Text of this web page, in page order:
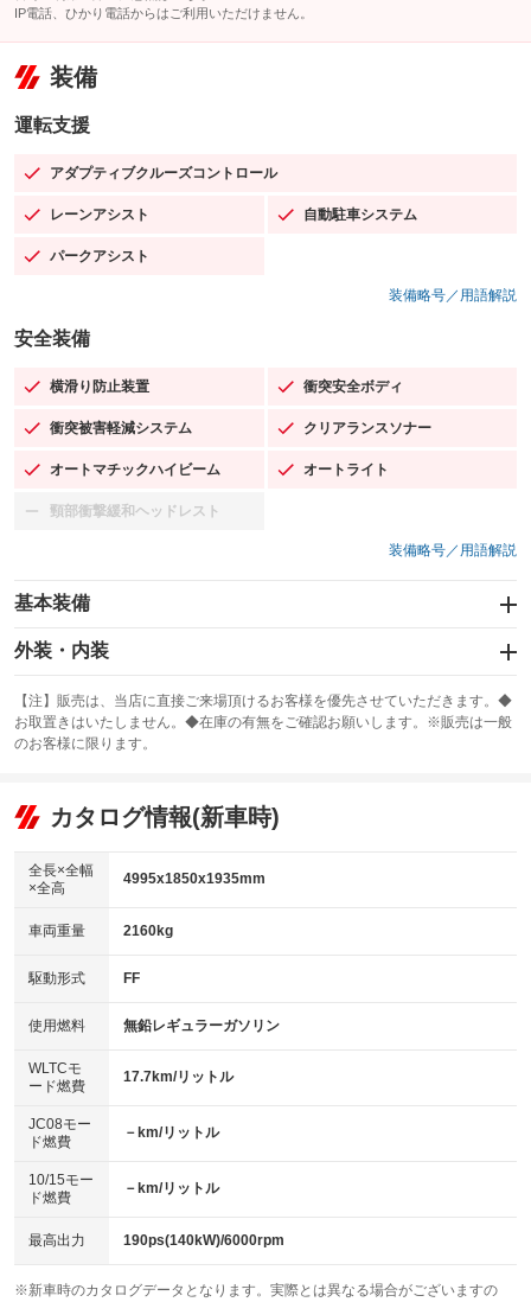
IP電話、ひかり電話からはご利用いただけません。
装備
運転支援
アダプティブクルーズコントロール
：装備あり
レーンアシスト
：装備あり 自動駐車システム
：装備あり
パークアシスト
：装備あり
装備略号／用語解説
安全装備
横滑り防止装置
：装備あり 衝突安全ボディ
：装備あり
衝突被害軽減システム
：装備あり クリアランスソナー
：装備あり
オートマチックハイビーム
：装備あり オートライト
：装備あり
頸部衝撃緩和ヘッドレスト
：装備なし
装備略号／用語解説
基本装備
エアバッグ：運転席/助手席/サイド
：装備あり
：装備あり
サンルーフ
：装備あり ABS
リフトアップ
：装備なし
：装備なし
パワーウィンドウ
アイドリングストップ
：装備あり
USB入力端子
：装備あり
100V電源
：装備あり
センターデフロック
：装備なし
電動格納ミラー
：装備あり
外装・内装
カーナビ：メモリーナビ他
：装備あり
TV：フルセグ
：装備あり
ビジュアル
：装備なし
：装備あり
革シート
キーレス
HID(キセノンライト)
：装備なし
バックカメラ
：装備あり
エアロ
：装備なし
：装備なし
パワーシート
ベンチシート
：装備なし
チップアップシート
：装備なし
：装備なし ：装備あり
【注】販売は、当店に直接ご来場頂けるお客様を優先させていただきます。◆
お取置きはいたしません。◆在庫の有無をご確認お願いします。※販売は一般
のお客様に限ります。
カタログ情報(新車時)
全長×全幅
×全高
4995x1850x1935mm
車両重量 2160kg
駆動形式 FF
使用燃料 無鉛レギュラーガソリン
WLTCモ
ード燃費
17.7km/リットル
JC08モー
ド燃費
－km/リットル
10/15モー
ド燃費
－km/リットル
最高出力 190ps(140kW)/6000rpm
※新車時のカタログデータとなります。実際とは異なる場合がございますの